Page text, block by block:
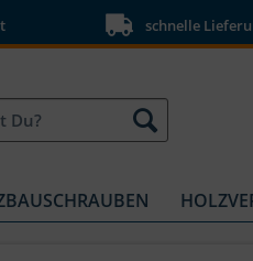
schnelle